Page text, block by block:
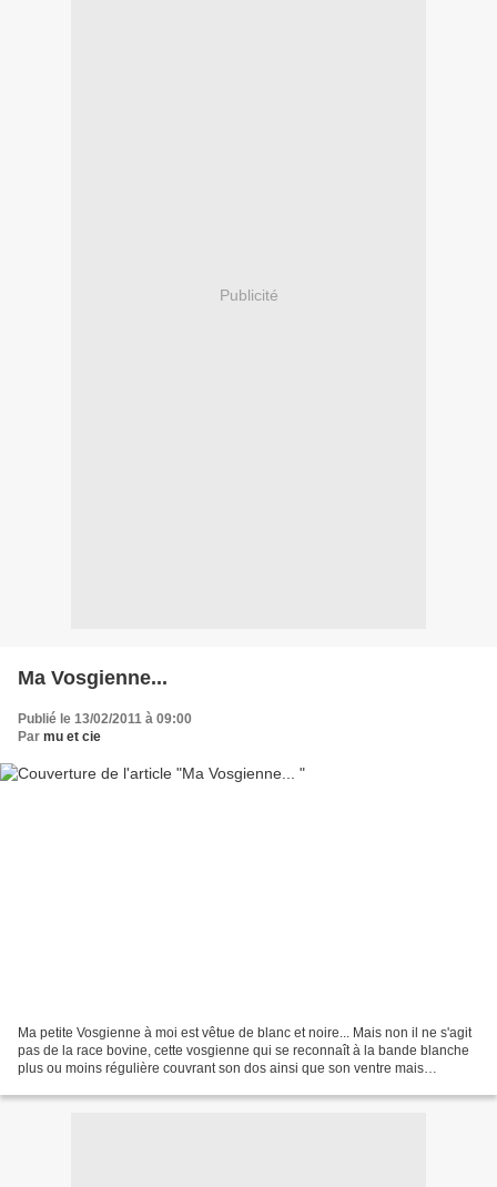
Publicité
Ma Vosgienne...
Publié le 13/02/2011 à 09:00
Par mu et cie
Ma petite Vosgienne à moi est vêtue de blanc et noire... Mais non il ne s'agit
pas de la race bovine, cette vosgienne qui se reconnaît à la bande blanche
plus ou moins régulière couvrant son dos ainsi que son ventre mais